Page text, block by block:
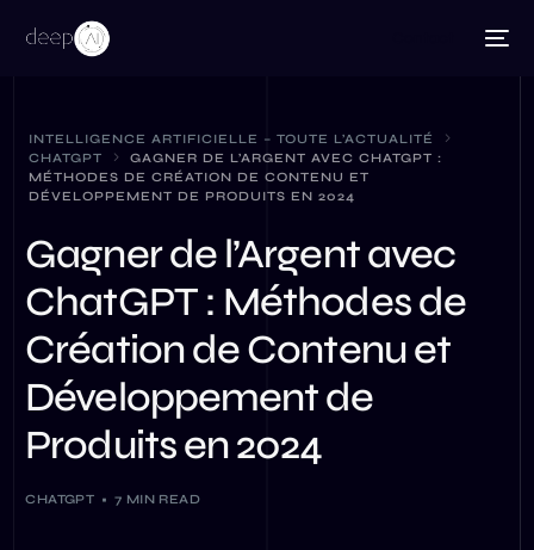
INTELLIGENCE ARTIFICIELLE – TOUTE L’ACTUALITÉ
CHATGPT
GAGNER DE L’ARGENT AVEC CHATGPT :
MÉTHODES DE CRÉATION DE CONTENU ET
DÉVELOPPEMENT DE PRODUITS EN 2024
Gagner de l’Argent avec
ChatGPT : Méthodes de
Création de Contenu et
Développement de
Produits en 2024
CHATGPT 7 MIN READ